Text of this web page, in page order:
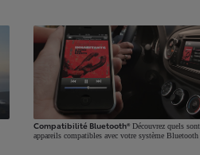
Compatibilité Bluetooth® Découvrez quels
appareils compatibles avec votre système Bluetooth